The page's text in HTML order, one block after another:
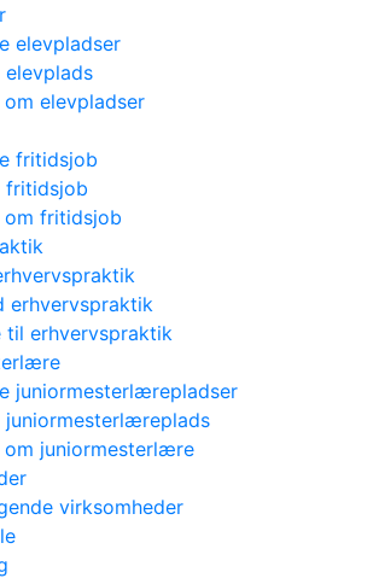
elevpladser
elevplads
om elevpladser
fritidsjob
fritidsjob
om fritidsjob
erhvervspraktik
til erhvervspraktik
juniormesterlærepladser
juniormesterlæreplads
om juniormesterlære
virksomheder